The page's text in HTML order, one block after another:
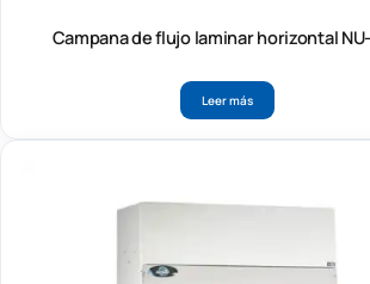
Campana de flujo laminar horizontal
Leer más